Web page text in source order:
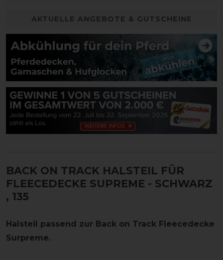
AKTUELLE ANGEBOTE & GUTSCHEINE
BACK ON TRACK HALSTEIL FÜR
FLEECEDECKE SUPREME - SCHWARZ
, 135
Halsteil passend zur Back on Track Fleecedecke
Surpreme.